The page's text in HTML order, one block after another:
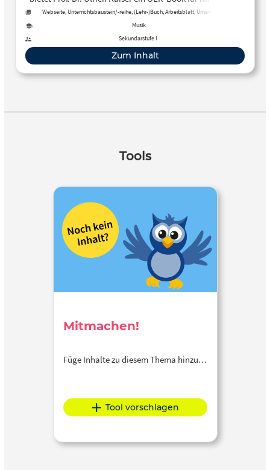
sowohl für das Eigenstudium als auch für den Einsatz im
Unterricht geeignet ist.
Webseite, Unterrichtsbaustein/-reihe, (Lehr-)Buch, Arbeitsblatt, Unterrichtsplan
Musik
Sekundarstufe I
Zum Inhalt
Tools
Mitmachen!
Füge Inhalte zu diesem Thema hinzu…
Tool vorschlagen